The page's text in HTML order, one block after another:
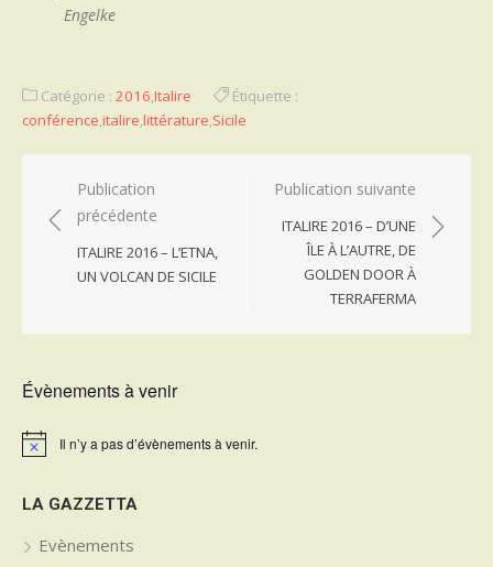
Engelke
Catégorie : 2016,Italire
Étiquette :
conférence,italire,littérature,Sicile
Navigation
de
l’article
Publication
précédente
ITALIRE 2016 – L’ETNA,
UN VOLCAN DE SICILE
Publication suivante
ITALIRE 2016 – D’UNE
ÎLE À L’AUTRE, DE
GOLDEN DOOR À
TERRAFERMA
Évènements à venir
Notice Il n’y a pas d’évènements à venir.
LA GAZZETTA
Evènements